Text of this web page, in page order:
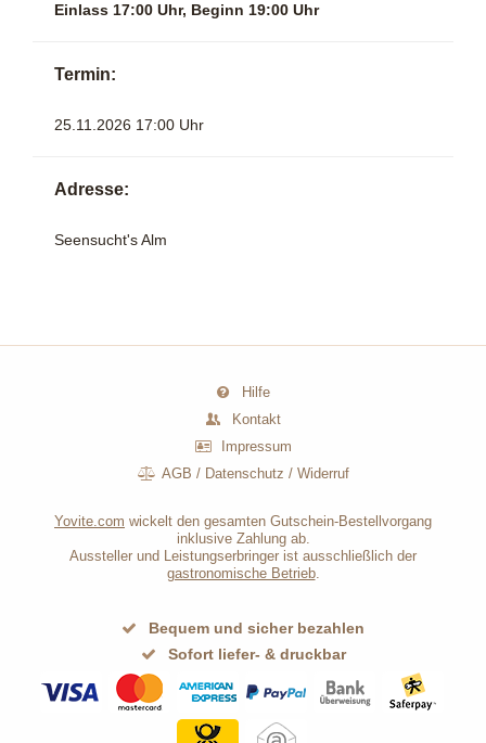
Einlass 17:00 Uhr, Beginn 19:00 Uhr
Termin:
25.11.2026 17:00 Uhr
Adresse:
Seensucht's Alm
Hilfe
Kontakt
Impressum
AGB / Datenschutz /Widerruf
Yovite.com wickelt den gesamten Gutschein-Bestellvorgang
inklusive Zahlung ab.
Aussteller und Leistungserbringer ist ausschließlich der
gastronomische Betrieb.
Bequem und sicher bezahlen
Sofort liefer- & druckbar